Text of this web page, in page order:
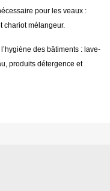
pour les veaux :
chariot mélangeur.
des bâtiments : lave-
produits détergence et